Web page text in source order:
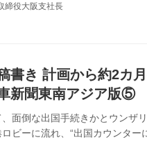
締役大阪支社長
書き 計画から約2カ
新聞東南アジア版⑤
面倒な出国手続きかとウンザ
ビーに流れ、“出国カウンター